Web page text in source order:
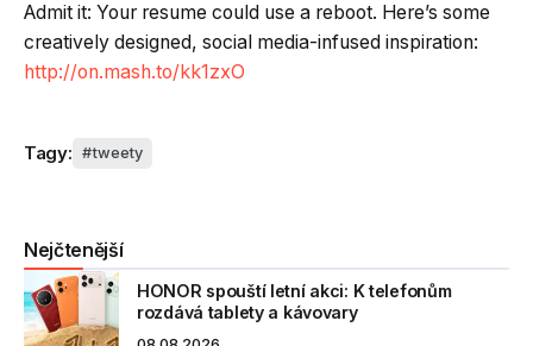
Admit it: Your resume could use a reboot. Here’s some
creatively designed, social media-infused inspiration:
http://on.mash.to/kk1zxO
Tagy: tweety
Nejčtenější
HONOR spouští letní akci: K telefonům
rozdává tablety a kávovary